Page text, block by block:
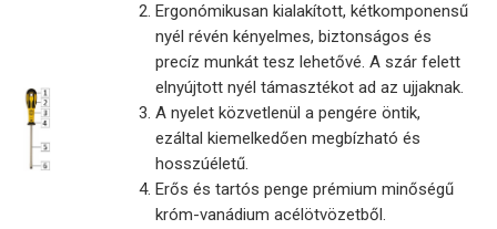
Ergonómikusan kialakított, kétkomponensű
nyél révén kényelmes, biztonságos és
precíz munkát tesz lehetővé. A szár felett
elnyújtott nyél támasztékot ad az ujjaknak.
A nyelet közvetlenül a pengére öntik,
ezáltal kiemelkedően megbízható és
hosszúéletű.
Erős és tartós penge prémium minőségű
króm-vanádium acélötvözetből.